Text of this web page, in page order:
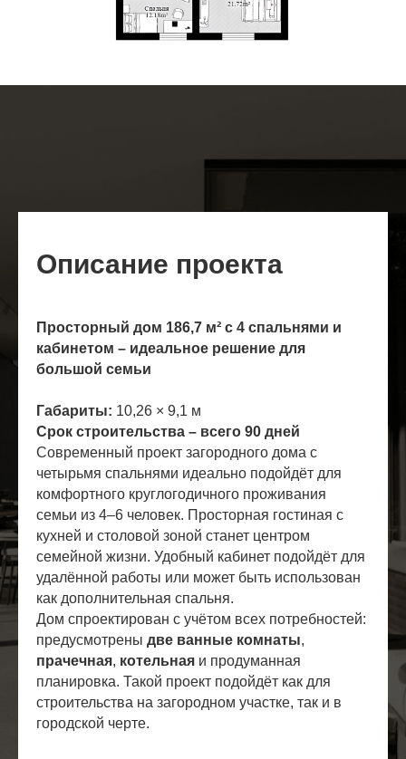
Описание проекта
Просторный дом 186,7 м² с 4 спальнями и
кабинетом – идеальное решение для
большой семьи
Габариты: 10,26 × 9,1 м
Срок строительства – всего 90 дней
Современный проект загородного дома с
четырьмя спальнями идеально подойдёт для
комфортного круглогодичного проживания
семьи из 4–6 человек. Просторная гостиная с
кухней и столовой зоной станет центром
семейной жизни. Удобный кабинет подойдёт для
удалённой работы или может быть использован
как дополнительная спальня.
Дом спроектирован с учётом всех потребностей:
предусмотрены две ванные комнаты,
прачечная, котельная и продуманная
планировка. Такой проект подойдёт как для
строительства на загородном участке, так и в
городской черте.